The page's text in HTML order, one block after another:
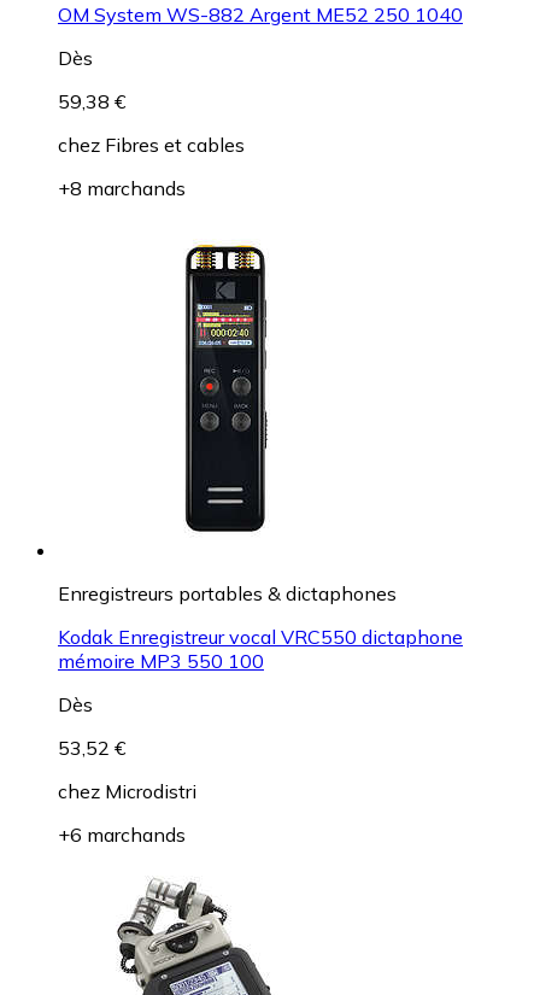
OM System WS-882 Argent ME52 250 1040
Dès
59,38 €
chez Fibres et cables
+8 marchands
Enregistreurs portables & dictaphones
Kodak Enregistreur vocal VRC550 dictaphone
mémoire MP3 550 100
Dès
53,52 €
chez Microdistri
+6 marchands